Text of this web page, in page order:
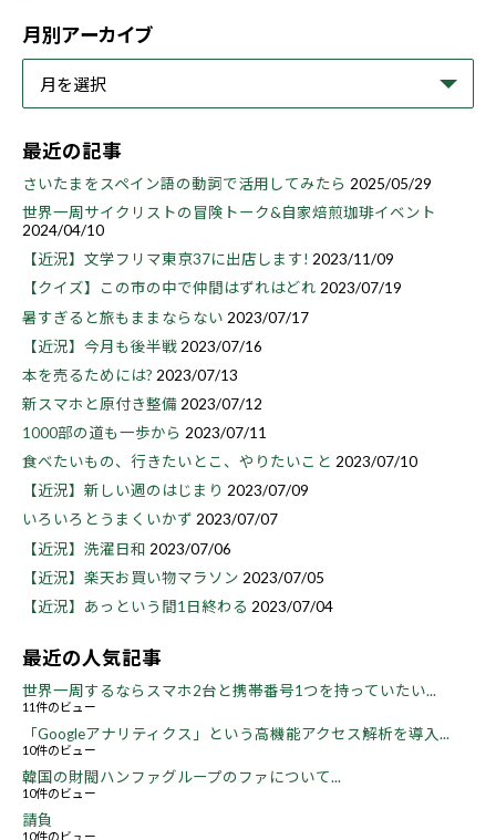
月別アーカイブ
最近の記事
さいたまをスペイン語の動詞で活用してみたら 2025/05/29
世界一周サイクリストの冒険トーク&自家焙煎珈琲イベント
2024/04/10
【近況】文学フリマ東京37に出店します! 2023/11/09
【クイズ】この市の中で仲間はずれはどれ 2023/07/19
暑すぎると旅もままならない 2023/07/17
【近況】今月も後半戦 2023/07/16
本を売るためには? 2023/07/13
新スマホと原付き整備 2023/07/12
1000部の道も一歩から 2023/07/11
食べたいもの、行きたいとこ、やりたいこと 2023/07/10
【近況】新しい週のはじまり 2023/07/09
いろいろとうまくいかず 2023/07/07
【近況】洗濯日和 2023/07/06
【近況】楽天お買い物マラソン 2023/07/05
【近況】あっという間1日終わる 2023/07/04
最近の人気記事
世界一周するならスマホ2台と携帯番号1つを持っていたい...
11件のビュー
「Googleアナリティクス」という高機能アクセス解析を導入...
10件のビュー
韓国の財閥ハンファグループのファについて...
10件のビュー
請負
10件のビュー